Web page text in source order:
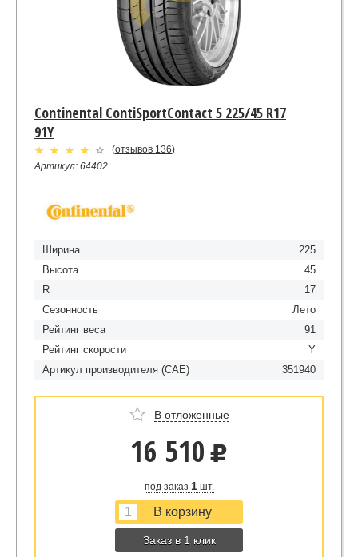
Continental ContiSportContact 5 225/45 R17
91Y
(отзывов 136)
Артикул: 64402
Ширина
225
Высота
45
R
17
Сезонность
Лето
Рейтинг веса
91
Рейтинг скорости
Y
Артикул производителя (CAE)
351940
В отложенные
16 510 u
под заказ 1шт.
Заказ в 1 клик